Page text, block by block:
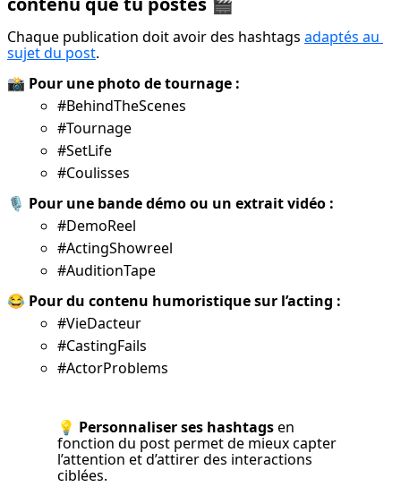
Chaque publication doit avoir des hashtags adaptés au
sujet du post.
📸 Pour une photo de tournage :
#BehindTheScenes
#Tournage
#SetLife
#Coulisses
🎙 Pour une bande démo ou un extrait vidéo :
#DemoReel
#ActingShowreel
#AuditionTape
😂 Pour du contenu humoristique sur l’acting :
#VieDacteur
#CastingFails
#ActorProblems
💡 Personnaliser ses hashtags en
fonction du post permet de mieux capter
l’attention et d’attirer des interactions
ciblées.